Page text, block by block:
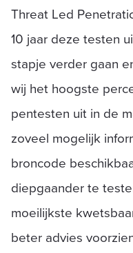
Threat Led
10 jaar deze testen
stapje verder gaan
wij het hoogste
pentesten uit in de
zoveel mogelijk
broncode
diepgaander te
moeilijkste
beter advies